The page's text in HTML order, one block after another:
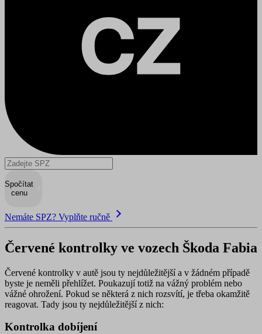
Spočítat
cenu
Nemáte SPZ? Vyplňte ručně
Červené kontrolky ve vozech Škoda Fabia
Červené kontrolky v autě jsou ty nejdůležitější a v žádném případě
byste je neměli přehlížet. Poukazují totiž na vážný problém nebo
vážné ohrožení. Pokud se některá z nich rozsvítí, je třeba okamžitě
reagovat. Tady jsou ty nejdůležitější z nich:
Kontrolka dobíjení